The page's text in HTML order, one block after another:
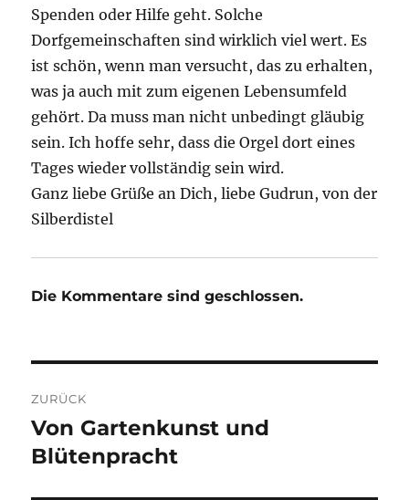
Spenden oder Hilfe geht. Solche
Dorfgemeinschaften sind wirklich viel wert. Es
ist schön, wenn man versucht, das zu erhalten,
was ja auch mit zum eigenen Lebensumfeld
gehört. Da muss man nicht unbedingt gläubig
sein. Ich hoffe sehr, dass die Orgel dort eines
Tages wieder vollständig sein wird.
Ganz liebe Grüße an Dich, liebe Gudrun, von der
Silberdistel
Die Kommentare sind geschlossen.
ZURÜCK
Vorheriger
Beitrag:
Von Gartenkunst und
Blütenpracht